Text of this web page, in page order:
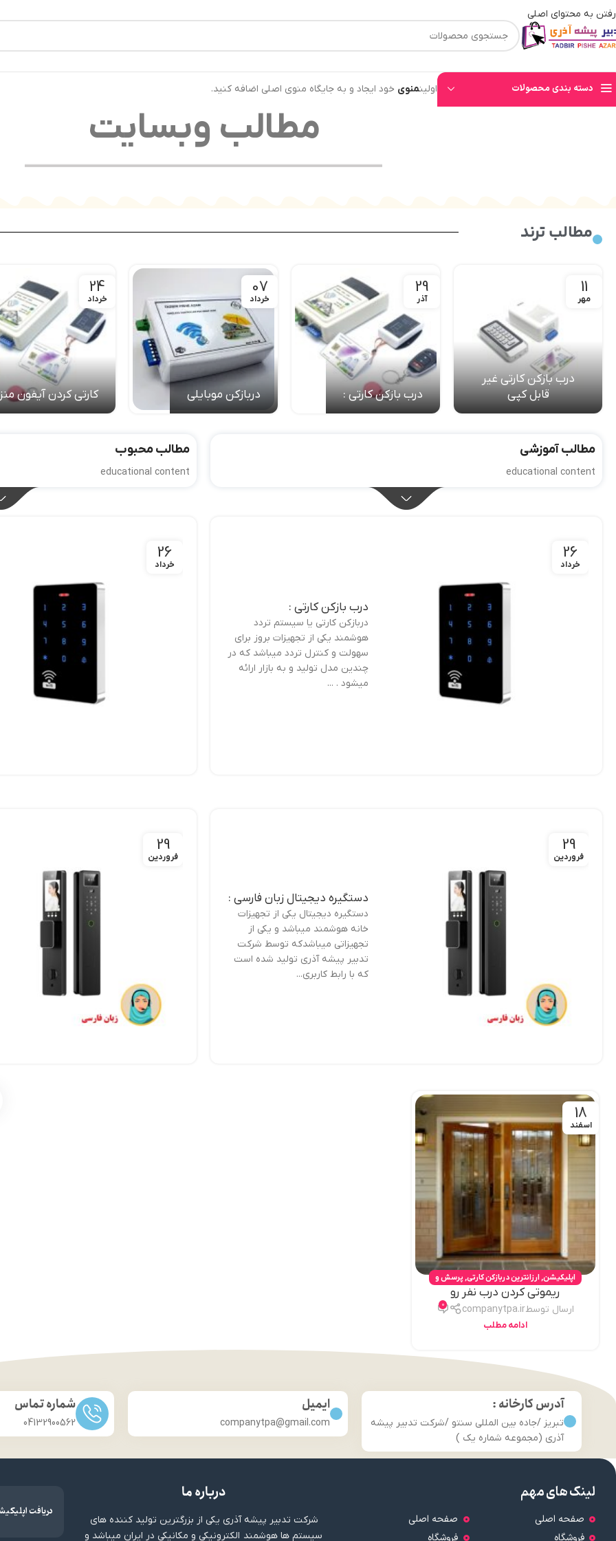
رفتن به محتوای اصلی
⚡قیمت های وب سایت بروز میباشند⚡ با توجه به حجم بالای سفارشهای ثبت شده به ترتیب ارسال خواهند شد ⚡تلفن تماس شرکت : 04132900562 ⚡
دسته بندی محصولات اولینمنوی خود ایجاد و به جایگاه منوی اصلی اضافه کنید.
مطالب وبسایت
مطالب ترند
11
مهر
درب بازکن کارتی غیر
قابل کپی
29
آذر
درب بازکن کارتی :
07
خرداد
دربازکن موبایلی
24
خرداد
کارتی کردن آیفون
مطالب آموزشی
educational content
26
خرداد
درب بازکن کارتی :
دربازکن کارتی یا سیستم تردد
هوشمند یکی از تجهیزات بروز برای
سهولت و کنترل تردد میباشد که در
چندین مدل تولید و به بازار ارائه
میشود . ...
29
فروردین
دستگیره دیجیتال زبان فارسی :
دستگیره دیجیتال یکی از تجهیزات
خانه هوشمند میباشد و یکی از
تجهیزاتی میباشدکه توسط شرکت
تدبیر پیشه آذری تولید شده است
که با رابط کاربری...
مطالب محبوب
educational content
26
خرداد
29
فروردین
18
اسفند
اپلیکیشن, ارزانترین دربازکن کارتی, پرسش و
, تکنولوژی ,درب بازکن تگی ,دربازکن درب
حیاط, دربازکن ریموتی,دربازکن کارتی ,دربازکن
موبایلی,قفل برقی کارتی
ریموتی کردن درب نفر رو
ارسال توسطcompanytpa.ir
0
ادامه مطلب
آدرس کارخانه :
تبریز /جاده بین المللی سنتو /شرکت تدبیر پیشه
آذری (مجموعه شماره یک )
ایمیل
companytpa@gmail.com
شماره تماس
04132900562
لینک های مهم
صفحه اصلی
فروشگاه
صفحه اصلی
فروشگاه
درباره ما
شرکت تدبیر پیشه آذری یکی از بزرگترین تولید کننده های
سیستم ها هوشمند الکترونیکی و مکانیکی در ایران میباشد و
دریافت